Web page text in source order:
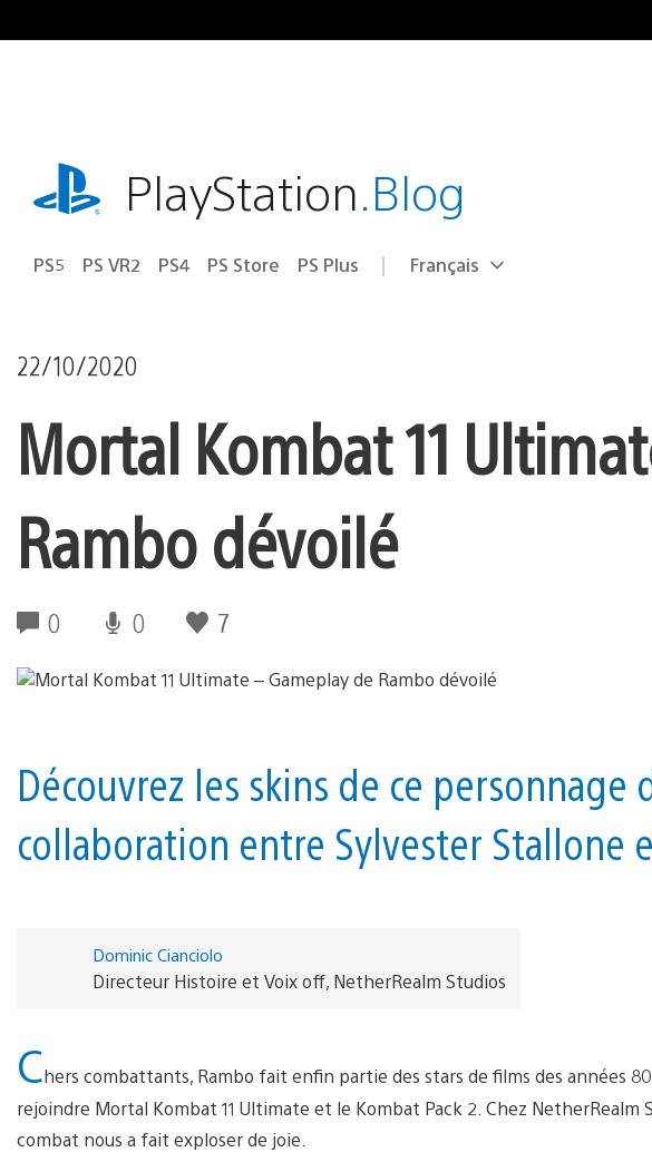
au
playstation.comPlayStation.Blog
PS5 PS VR2 PS4 PS Store PS Plus Choisir
Région
Français
22/10/2020
Mortal Kombat 11
Rambo dévoilé
0 0 7
Découvrez les skins de ce
collaboration entre Sylvester Stallone
Dominic Cianciolo
Directeur Histoire et Voix off, NetherRealm Studios
Chers combattants, Rambo fait enfin partie des stars de films des années
rejoindre Mortal Kombat 11 Ultimate et le Kombat Pack 2. Chez NetherRealm
combat nous a fait exploser de joie.